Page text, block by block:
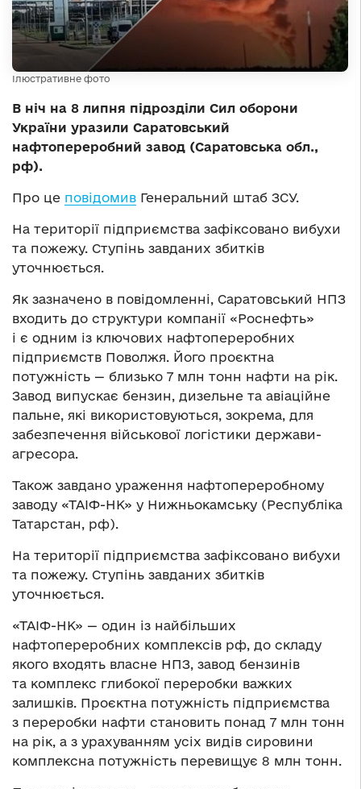
Ілюстративне фото
В ніч на 8 липня підрозділи Сил оборони
України уразили Саратовський
нафтопереробний завод (Саратовська обл.,
рф).
Про це повідомив Генеральний штаб ЗСУ.
На території підприємства зафіксовано вибухи
та пожежу. Ступінь завданих збитків
уточнюється.
Як зазначено в повідомленні, Саратовський НПЗ
входить до структури компанії «Роснефть»
і є одним із ключових нафтопереробних
підприємств Поволжя. Його проєктна
потужність — близько 7 млн тонн нафти на рік.
Завод випускає бензин, дизельне та авіаційне
пальне, які використовуються, зокрема, для
забезпечення військової логістики держави-
агресора.
Також завдано ураження нафтопереробному
заводу «ТАІФ-НК» у Нижньокамську (Республіка
Татарстан, рф).
На території підприємства зафіксовано вибухи
та пожежу. Ступінь завданих збитків
уточнюється.
«ТАІФ-НК» — один із найбільших
нафтопереробних комплексів рф, до складу
якого входять власне НПЗ, завод бензинів
та комплекс глибокої переробки важких
залишків. Проєктна потужність підприємства
з переробки нафти становить понад 7 млн тонн
на рік, а з урахуванням усіх видів сировини
комплексна потужність перевищує 8 млн тонн.